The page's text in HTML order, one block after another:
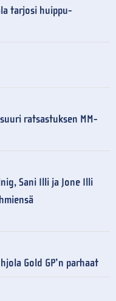
tarjosi huippu-
ratsastuksen MM-
Sani Illi ja Jone Illi
Gold GP’n parhaat